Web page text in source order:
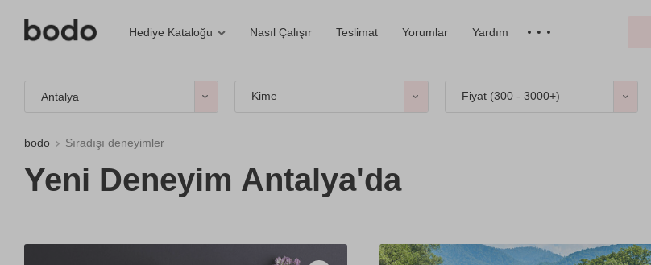
Hediye Kataloğu Nasıl Çalışır Teslimat Yorumlar Yardım
Antalya Kime Fiyat (300 - 3000+)
bodo Sıradışı deneyimler
Yeni Deneyim Antalya'da